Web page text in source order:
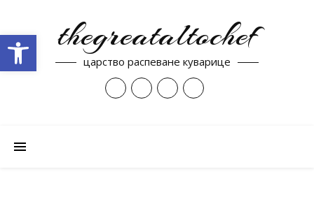
thegreataltochef
царство распеване куварице
Open toolbar